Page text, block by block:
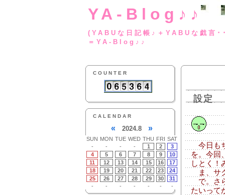
YA-Blog♪♪
(YABUな日記帳♪
＝YA-Blog♪♪
COUNTER
CALENDAR
« 2024.8 »
SUN MON TUE WED THU FRI SAT
-
- - - 1 2
3
4
5 6 7 8 9
10
11
12 13 14 15 16
17
18
19 20 21 22 23
24
25
26 27 28 29 30
31
-
- - - - - -
設定
今日も
を。今回
しとく！
ま、サ
で。さ
たいって